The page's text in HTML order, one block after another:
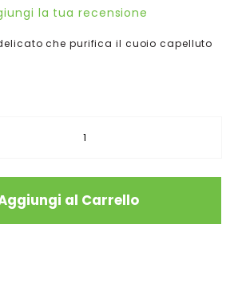
la tua recensione
che purifica il cuoio capelluto
al Carrello